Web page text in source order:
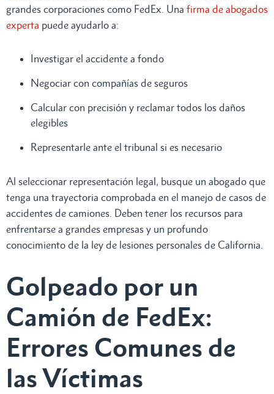
grandes corporaciones como FedEx. Una firma de abogados
experta puede ayudarlo a:
Investigar el accidente a fondo
Negociar con compañías de seguros
Calcular con precisión y reclamar todos los daños
elegibles
Representarle ante el tribunal si es necesario
Al seleccionar representación legal, busque un abogado que
tenga una trayectoria comprobada en el manejo de casos de
accidentes de camiones. Deben tener los recursos para
enfrentarse a grandes empresas y un profundo
conocimiento de la ley de lesiones personales de California.
Golpeado por un
Camión de FedEx:
Errores Comunes de
las Víctimas